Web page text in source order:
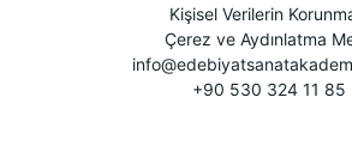
Kişisel Verilerin
Çerez ve Aydınlatma
+90 530 324 11 85